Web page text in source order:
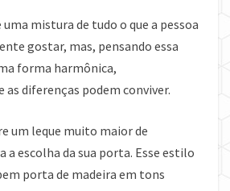
mistura de tudo o que a pessoa
gostar, mas, pensando essa
forma harmônica,
as diferenças podem conviver.
um leque muito maior de
a escolha da sua porta. Esse estilo
porta de madeira em tons